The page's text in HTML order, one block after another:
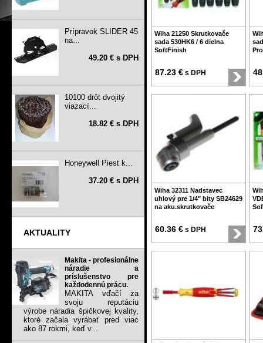
Prípravok SLIDER 45
na...
49.20 € s DPH
10100 drôt dvojitý
viazací...
18.82 € s DPH
Honeywell Piest k...
37.20 € s DPH
AKTUALITY
Makita - profesionálne
náradie a
príslušenstvo pre
každodennú prácu.
MAKITA vďačí za
svoju reputáciu
výrobe náradia špičkovej kvality,
ktoré začala vyrábať pred viac
ako 87 rokmi, keď v...
Wiha 21250 Skrutkovače
sada 530HK6 / 6 dielna
SoftFinish
87.23 € s DPH
Wiha 32311 Nadstavec
uhlový pre 1/4" bity SB24629
na aku.skrutkovače
60.36 € s DPH